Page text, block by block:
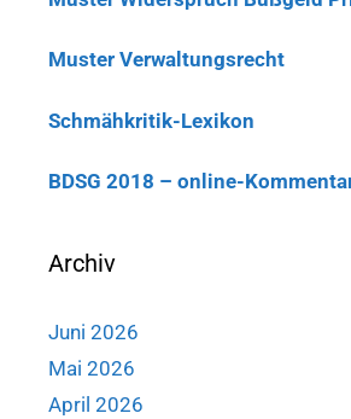
Muster Verwaltungsrecht
Schmähkritik-Lexikon
BDSG 2018 – online-
Archiv
Juni 2026
Mai 2026
April 2026